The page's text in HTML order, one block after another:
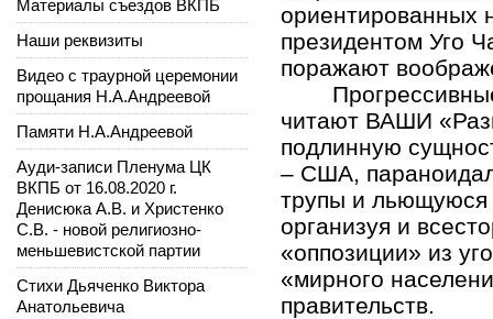
ориентированных
президентом Уго
поражают
читают ВАШИ
подлинную
– США,
трупы и льющуюся
организуя и
«оппозиции» из
«мирного
правительств.
Материалы съездов ВКПБ
Наши реквизиты
Видео с траурной церемонии
прощания Н.А.Андреевой
Памяти Н.А.Андреевой
Ауди-записи Пленума ЦК
ВКПБ от 16.08.2020 г.
Денисюка А.В. и Христенко
С.В. - новой религиозно-
меньшевистской партии
Стихи Дьяченко Виктора
Анатольевича